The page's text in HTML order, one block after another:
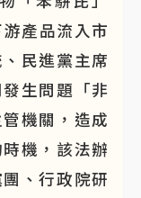
產品流入市
民進黨主席
生問題「非
機關，造成
機，該法辦
、行政院研